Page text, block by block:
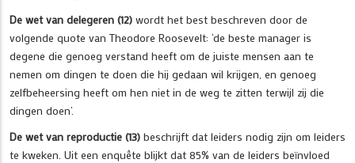
De wet van delegeren (12) wordt het best beschreven door de
volgende quote van Theodore Roosevelt: ‘de beste manager is
degene die genoeg verstand heeft om de juiste mensen aan te
nemen om dingen te doen die hij gedaan wil krijgen, en genoeg
zelfbeheersing heeft om hen niet in de weg te zitten terwijl zij die
dingen doen’.
De wet van reproductie (13) beschrijft dat leiders nodig zijn om leiders
te kweken. Uit een enquête blijkt dat 85% van de leiders beïnvloed